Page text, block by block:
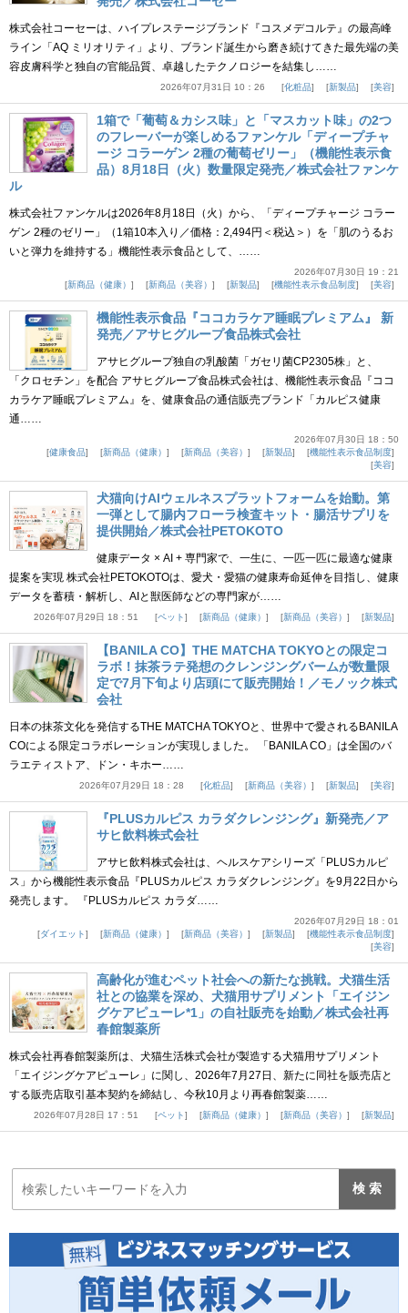
株式会社コーセーは、ハイプレステージブランド『コスメデコルテ』の最高峰
ライン「AQ ミリオリティ」より、ブランド誕生から磨き続けてきた最先端の美
容皮膚科学と独自の官能品質、卓越したテクノロジーを結集し……
2026年07月31日 10：26 化粧品 新製品 美容
1箱で「葡萄＆カシス味」と「マスカット味」の2つ
のフレーバーが楽しめるファンケル「ディープチャ
ージ コラーゲン 2種の葡萄ゼリー」（機能性表示食
品）8月18日（火）数量限定発売／株式会社ファンケ
ル
株式会社ファンケルは2026年8月18日（火）から、「ディープチャージ コラー
ゲン 2種のゼリー」（1箱10本入り／価格：2,494円＜税込＞）を「肌のうるお
いと弾力を維持する」機能性表示食品として、……
2026年07月30日 19：21
新商品（健康）
新商品（美容） 新製品 機能性表示食品制度 美容
機能性表示食品『ココカラケア睡眠プレミアム』 新
発売／アサヒグループ食品株式会社
アサヒグループ独自の乳酸菌「ガセリ菌CP2305株」と、
「クロセチン」を配合 アサヒグループ食品株式会社は、機能性表示食品『ココ
カラケア睡眠プレミアム』を、健康食品の通信販売ブランド「カルピス健康
通……
2026年07月30日 18：50
健康食品
新商品（健康） 新商品（美容） 新製品
機能性表示食品制度
美容
犬猫向けAIウェルネスプラットフォームを始動。第
一弾として腸内フローラ検査キット・腸活サプリを
提供開始／株式会社PETOKOTO
健康データ × AI + 専門家で、一生に、一匹一匹に最適な健康
提案を実現 株式会社PETOKOTOは、愛犬・愛猫の健康寿命延伸を目指し、健康
データを蓄積・解析し、AIと獣医師などの専門家が……
2026年07月29日 18：51 ペット 新商品（健康） 新商品（美容） 新製品
【BANILA CO】THE MATCHA TOKYOとの限定コ
ラボ！抹茶ラテ発想のクレンジングバームが数量限
定で7月下旬より店頭にて販売開始！／モノック株式
会社
日本の抹茶文化を発信するTHE MATCHA TOKYOと、世界中で愛されるBANILA
COによる限定コラボレーションが実現しました。 「BANILA CO」は全国のバ
ラエティストア、ドン・キホー……
2026年07月29日 18：28 化粧品 新商品（美容） 新製品 美容
『PLUSカルピス カラダクレンジング』新発売／ア
サヒ飲料株式会社
アサヒ飲料株式会社は、ヘルスケアシリーズ「PLUSカルピ
ス」から機能性表示食品『PLUSカルピス カラダクレンジング』を9月22日から
発売します。 『PLUSカルピス カラダ……
2026年07月29日 18：01
ダイエット
新商品（健康） 新商品（美容） 新製品
機能性表示食品制度
美容
高齢化が進むペット社会への新たな挑戦。犬猫生活
社との協業を深め、犬猫用サプリメント「エイジン
グケアピューレ*1」の自社販売を始動／株式会社再
春館製薬所
株式会社再春館製薬所は、犬猫生活株式会社が製造する犬猫用サプリメント
「エイジングケアピューレ」に関し、2026年7月27日、新たに同社を販売店と
する販売店取引基本契約を締結し、今秋10月より再春館製薬……
2026年07月28日 17：51 ペット 新商品（健康） 新商品（美容） 新製品